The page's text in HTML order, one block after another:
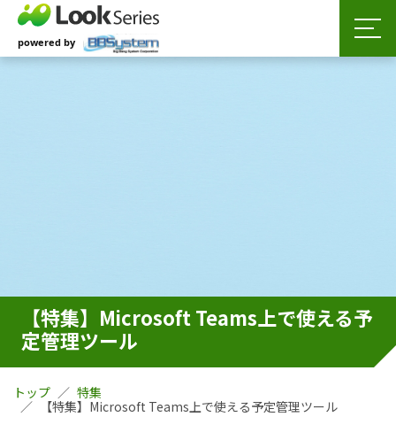
【特集】Microsoft Teams上で使える予
定管理ツール
トップ
特集
【特集】Microsoft Teams上で使える予定管理ツール